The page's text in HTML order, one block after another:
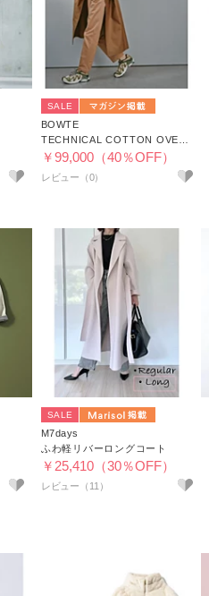
SALE
BOWTE
￥99,000（40％OFF）
SALE
M7days
ふわ軽リバーロングコート
￥25,410（30％OFF）
レビュー（11）